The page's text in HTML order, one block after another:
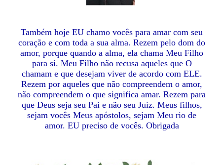
Também hoje EU chamo vocês para amar com seu
coração e com toda a sua alma. Rezem pelo dom do
amor, porque quando a alma, ela chama Meu Filho
para si. Meu Filho não recusa aqueles que O
chamam e que desejam viver de acordo com ELE.
Rezem por aqueles que não compreendem o amor,
não compreendem o que significa amar. Rezem para
que Deus seja seu Pai e não seu Juiz. Meus filhos,
sejam vocês Meus apóstolos, sejam Meu rio de
amor. EU preciso de vocês. Obrigada